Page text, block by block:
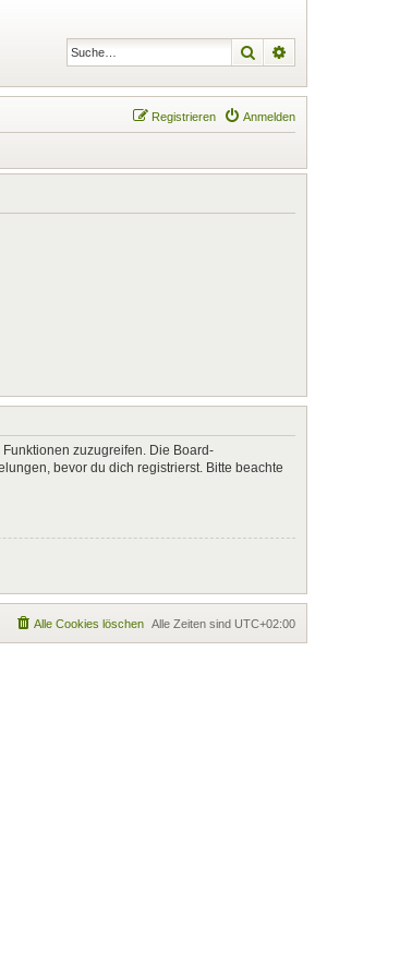
Suche
Anmelden
Registrieren
zuzugreifen. Die Board-
bevor du dich registrierst. Bitte beachte
Alle Zeiten sind UTC+02:00
Alle Cookies löschen